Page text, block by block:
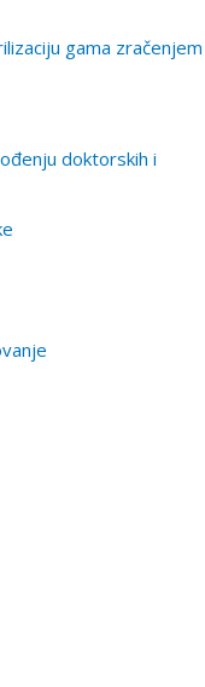
gama zračenjem
doktorskih i